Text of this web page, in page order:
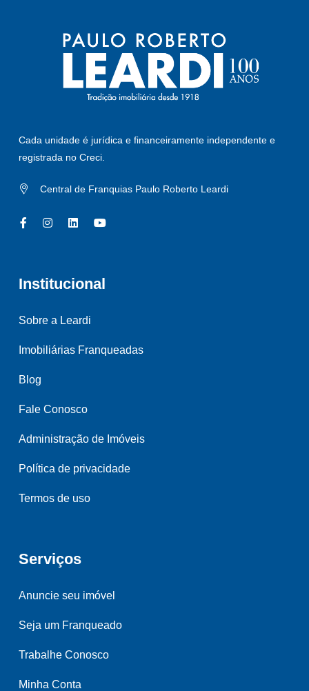
Cada unidade é jurídica e financeiramente independente e
registrada no Creci.
Central de Franquias Paulo Roberto Leardi
Institucional
Sobre a Leardi
Imobiliárias Franqueadas
Blog
Fale Conosco
Administração de Imóveis
Política de privacidade
Termos de uso
Serviços
Anuncie seu imóvel
Seja um Franqueado
Trabalhe Conosco
Minha Conta